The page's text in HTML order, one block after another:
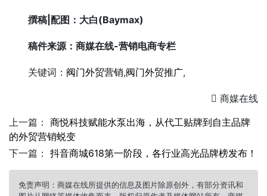
撰稿 配图 ： 大白(Baymax)
稿件来源：商媒在线-营销电商专栏
关键词： 阀门外贸营销,阀门外贸推广,
 商媒在线
上一篇： 商悦科技赋能水泵出海，从代工贴牌到自主品牌
的外贸营销蜕变
下一篇： 抖音商城618第一阶段，各行业高光品牌榜发布！
免责声明：商媒在线所提供的信息及图片除原创外，有部分资讯和